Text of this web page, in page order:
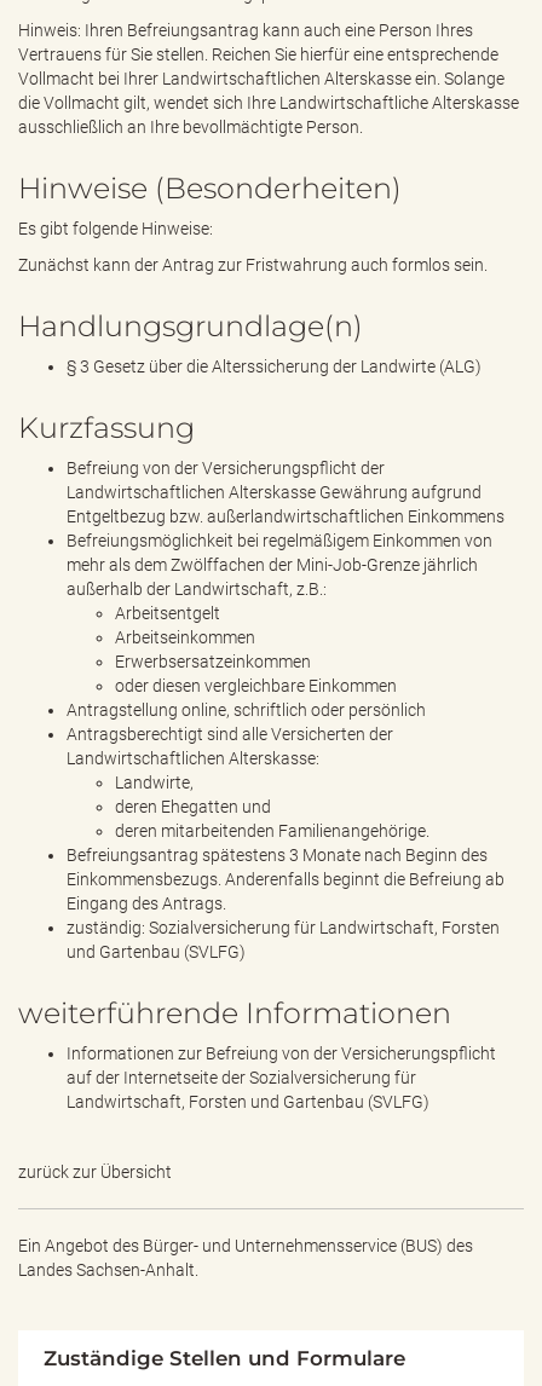
Hinweis: Ihren Befreiungsantrag kann auch eine Person Ihres
Vertrauens für Sie stellen. Reichen Sie hierfür eine entsprechende
Vollmacht bei Ihrer Landwirtschaftlichen Alterskasse ein. Solange
die Vollmacht gilt, wendet sich Ihre Landwirtschaftliche Alterskasse
ausschließlich an Ihre bevollmächtigte Person.
Hinweise (Besonderheiten)
Es gibt folgende Hinweise:
Zunächst kann der Antrag zur Fristwahrung auch formlos sein.
Handlungsgrundlage(n)
§ 3 Gesetz über die Alterssicherung der Landwirte (ALG)
Kurzfassung
Befreiung von der Versicherungspflicht der
Landwirtschaftlichen Alterskasse Gewährung aufgrund
Entgeltbezug bzw. außerlandwirtschaftlichen Einkommens
Befreiungsmöglichkeit bei regelmäßigem Einkommen von
mehr als dem Zwölffachen der Mini-Job-Grenze jährlich
außerhalb der Landwirtschaft, z.B.:
Arbeitsentgelt
Arbeitseinkommen
Erwerbsersatzeinkommen
oder diesen vergleichbare Einkommen
Antragstellung online, schriftlich oder persönlich
Antragsberechtigt sind alle Versicherten der
Landwirtschaftlichen Alterskasse:
Landwirte,
deren Ehegatten und
deren mitarbeitenden Familienangehörige.
Befreiungsantrag spätestens 3 Monate nach Beginn des
Einkommensbezugs. Anderenfalls beginnt die Befreiung ab
Eingang des Antrags.
zuständig: Sozialversicherung für Landwirtschaft, Forsten
und Gartenbau (SVLFG)
weiterführende Informationen
Informationen zur Befreiung von der Versicherungspflicht
auf der Internetseite der Sozialversicherung für
Landwirtschaft, Forsten und Gartenbau (SVLFG)
zurück zur Übersicht
Ein Angebot des Bürger- und Unternehmensservice (BUS) des
Landes Sachsen-Anhalt.
Zuständige Stellen und Formulare